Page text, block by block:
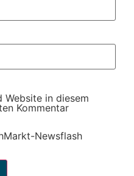
Website in diesem
Kommentar
Newsflash